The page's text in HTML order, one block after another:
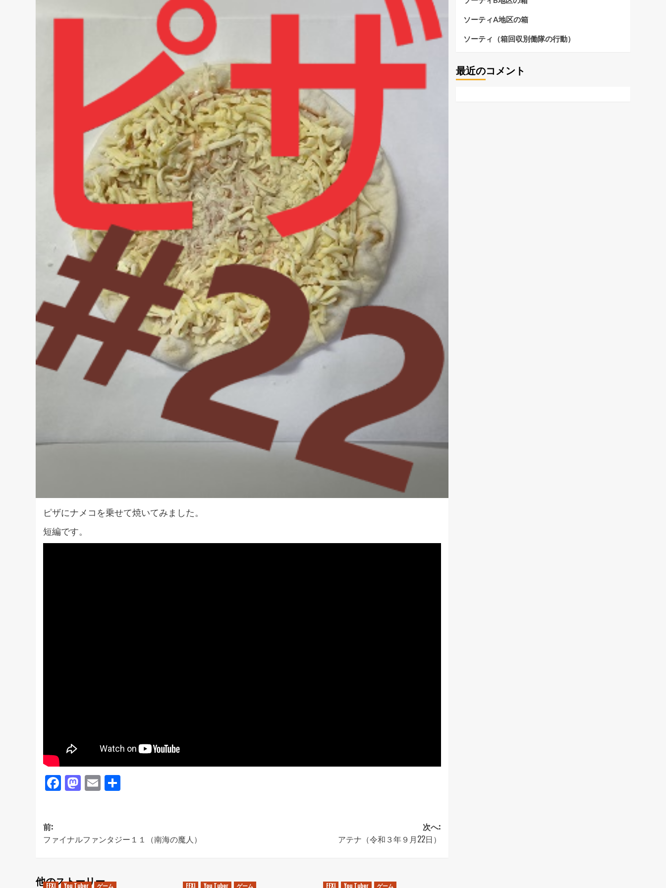
ピザにナメコを乗せて焼いてみました。
短編です。
Facebook
Mastodon
Email
投
稿
ビ
前:
ファイナルファンタジー１１（南海の魔人）
次へ:
アテナ（令和３年９月22日）
他のストーリー
FFXI You Tuber ゲーム FFXI You Tuber ゲーム FFXI You Tuber ゲーム
ソーティA地区の箱
ソーティ（箱回収別働隊の行動）
最近のコメント